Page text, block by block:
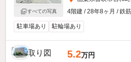
すべての写真
4階建 / 28年8ヶ月 / 鉄
駐車場あり 駐輪場あり
5.2万円